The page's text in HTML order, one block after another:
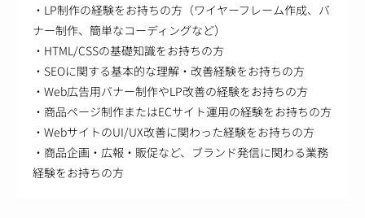
・LP制作の経験をお持ちの方（ワイヤーフレーム作成、バ
ナー制作、簡単なコーディングなど）
・HTML/CSSの基礎知識をお持ちの方
・SEOに関する基本的な理解・改善経験をお持ちの方
・Web広告用バナー制作やLP改善の経験をお持ちの方
・商品ページ制作またはECサイト運用の経験をお持ちの方
・WebサイトのUI/UX改善に関わった経験をお持ちの方
・商品企画・広報・販促など、ブランド発信に関わる業務
経験をお持ちの方